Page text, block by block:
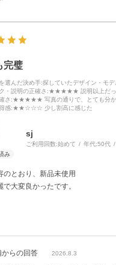
完璧
選んだ決め手:探していたデザイン・モ
・説明の正確さ :★★★★★ 説明以上だっ
さ :★★★★★ 写真の通りで、とても分か
感:★★☆☆☆ 少し割高に感じた
sj
ご利用回数:始めて 年代:50代
のとおり、新品未使用
で大変良かったです。
からの回答 2026.8.3